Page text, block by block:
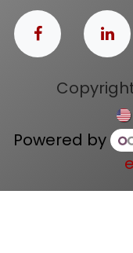
Powered by